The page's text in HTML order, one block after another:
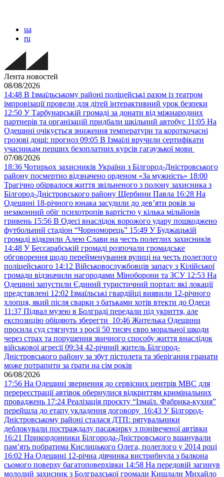
ua
ru
Лента новостей
08/08/2026
14:48 В Ізмаїльському районі поліцейські разом із театром
імпровізації провели для дітей інтерактивний урок безпеки
12:50 У Тарбунарській громаді за донати від міжнародних
партнерів та організацій придбали шкільний автобус 11:05 На
Одещині очікується зниження температури та короткочасні
грозові дощі: прогноз 09:05 В Ізмаїлі вручили сертифікати
учасникам перших безоплатних курсів гагаузької мови
07/08/2026
18:36 Чотирьох захисників України з Білгород-Дністровського
району посмертно відзначено орденом «За мужність» 18:00
Трагічно обірвалося життя звільненого з полону захисника з
Білгород-Дністровського району Щербини Павла 16:28 На
Одещині 18-річного юнака засудили до дев’яти років за
незаконний обіг психотропів вартістю у кілька мільйонів
гривень 15:56 В Одесі внаслідок ворожого удару пошкоджено
футбольний стадіон “Чорноморець” 15:49 У Буджацькій
громаді відкрили Алею Слави на честь полеглих захисників
14:48 У Бессарабській громаді розпочали громадське
обговорення щодо перейменування вулиці на честь полеглого
поліцейського 14:12 Військовослужбовців запасу з Кілійської
громади відзначили нагородами Міноборони та ЗСУ 12:53 На
Одещині запустили Єдиний туристичний портал: які локації
представлені 12:02 Ізмаїльські гвардійці виявили 12-річного
хлопця, який після сварки з батьками хотів втекти до Одеси
11:37 Підвал музею в Болграді передали під укриття, але
експозицію обіцяють зберегти 10:46 Жителька Одещини
просила суд стягнути з росії 50 тисяч євро моральної шкоди
через страх та порушення звичного способу життя внаслідок
військової агресії 09:34 42-річний житель Білгород-
Дністровського району за збут пістолета та зберігання гранати
може потрапити за ґрати на сім років
06/08/2026
17:56 На Одещині звернення до сервісних центрів МВС для
перереєстрації автівок обернулися відкриттям кримінальних
проваджень 17:24 Реалізація проєкту “Ізмаїл. Фабрика-кухня”
перейшла до етапу укладення договору 16:43 У Білгород-
Дністровському районі сталася ДТП: рятувальники
деблокували постраждалу пасажирку з понівеченої автівки
16:21 Прикордонники Білгорода-Дністровського вшанували
пам’ять побратима Кислицького Олега, полеглого у 2014 році
16:02 На Одещині 12-річна дівчинка вистрибнула з балкона
сьомого поверху багатоповерхівки 14:58 На передовій загинув
молодий захисник з Болградської громади Кишлали Михайло